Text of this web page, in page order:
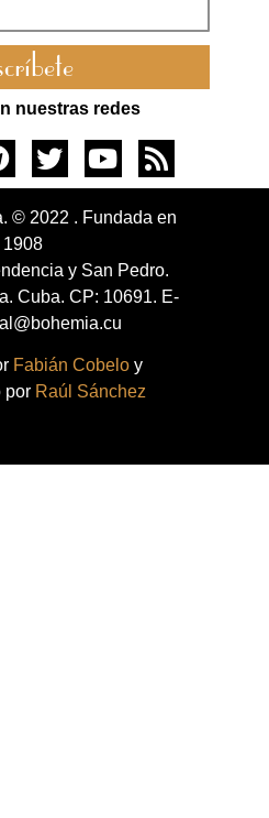
nuestras redes
© 2022 . Fundada en
1908
y San Pedro.
Cuba. CP: 10691. E-
Fabián Cobelo y
por Raúl Sánchez